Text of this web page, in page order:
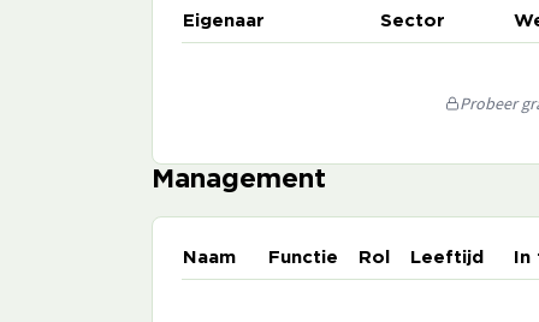
Eigenaar Sector
Probeer
Management
Naam Functie Rol Leeftijd